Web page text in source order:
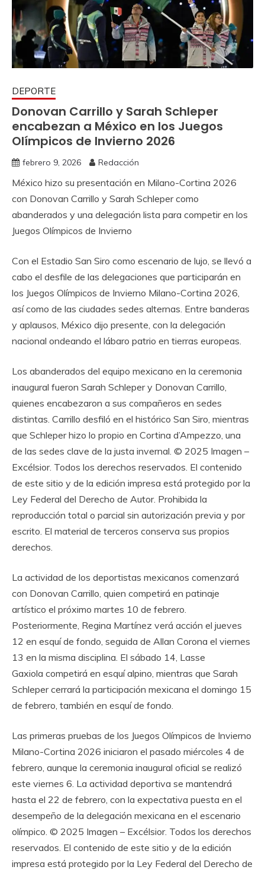
DEPORTE
Donovan Carrillo y Sarah Schleper
encabezan a México en los Juegos
Olímpicos de Invierno 2026
febrero 9, 2026 Redacción
México hizo su presentación en Milano-Cortina 2026
con Donovan Carrillo y Sarah Schleper como
abanderados y una delegación lista para competir en los
Juegos Olímpicos de Invierno
Con el Estadio San Siro como escenario de lujo, se llevó a
cabo el desfile de las delegaciones que participarán en
los Juegos Olímpicos de Invierno Milano-Cortina 2026,
así como de las ciudades sedes alternas. Entre banderas
y aplausos, México dijo presente, con la delegación
nacional ondeando el lábaro patrio en tierras europeas.
Los abanderados del equipo mexicano en la ceremonia
inaugural fueron Sarah Schleper y Donovan Carrillo,
quienes encabezaron a sus compañeros en sedes
distintas. Carrillo desfiló en el histórico San Siro, mientras
que Schleper hizo lo propio en Cortina d’Ampezzo, una
de las sedes clave de la justa invernal. © 2025 Imagen –
Excélsior. Todos los derechos reservados. El contenido
de este sitio y de la edición impresa está protegido por la
Ley Federal del Derecho de Autor. Prohibida la
reproducción total o parcial sin autorización previa y por
escrito. El material de terceros conserva sus propios
derechos.
La actividad de los deportistas mexicanos comenzará
con Donovan Carrillo, quien competirá en patinaje
artístico el próximo martes 10 de febrero.
Posteriormente, Regina Martínez verá acción el jueves
12 en esquí de fondo, seguida de Allan Corona el viernes
13 en la misma disciplina. El sábado 14, Lasse
Gaxiola competirá en esquí alpino, mientras que Sarah
Schleper cerrará la participación mexicana el domingo 15
de febrero, también en esquí de fondo.
Las primeras pruebas de los Juegos Olímpicos de Invierno
Milano-Cortina 2026 iniciaron el pasado miércoles 4 de
febrero, aunque la ceremonia inaugural oficial se realizó
este viernes 6. La actividad deportiva se mantendrá
hasta el 22 de febrero, con la expectativa puesta en el
desempeño de la delegación mexicana en el escenario
olímpico. © 2025 Imagen – Excélsior. Todos los derechos
reservados. El contenido de este sitio y de la edición
impresa está protegido por la Ley Federal del Derecho de